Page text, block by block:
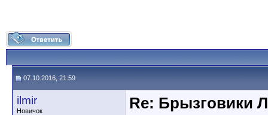
07.10.2016, 21:59
ilmir
Новичок
Re: Брызговики